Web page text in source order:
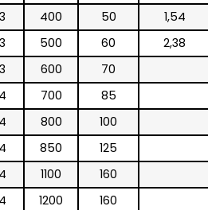
400 50 1,54
500 60 2,38
600 70
700 85
800 100
850 125
1100 160
1200 160